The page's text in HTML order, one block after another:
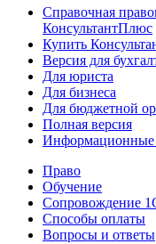
Справочная
КонсультантПлюс
Купить
Версия для
Для юриста
Для бизнеса
Для бюджетной
Полная версия
Информационные
Право
Обучение
Сопровождение
Способы оплаты
Вопросы и ответы